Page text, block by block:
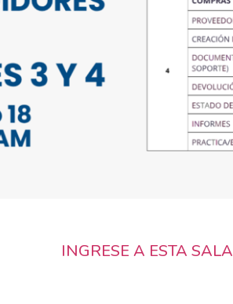
INGRESE A ESTA SALA